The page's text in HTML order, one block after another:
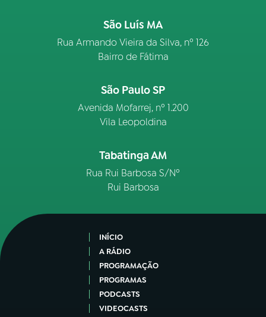
São Luís MA
Rua Armando Vieira da Silva, nº 126
Bairro de Fátima
São Paulo SP
Avenida Mofarrej, nº 1.200
Vila Leopoldina
Tabatinga AM
Rua Rui Barbosa S/Nº
Rui Barbosa
INÍCIO
A RÁDIO
PROGRAMAÇÃO
PROGRAMAS
PODCASTS
VIDEOCASTS